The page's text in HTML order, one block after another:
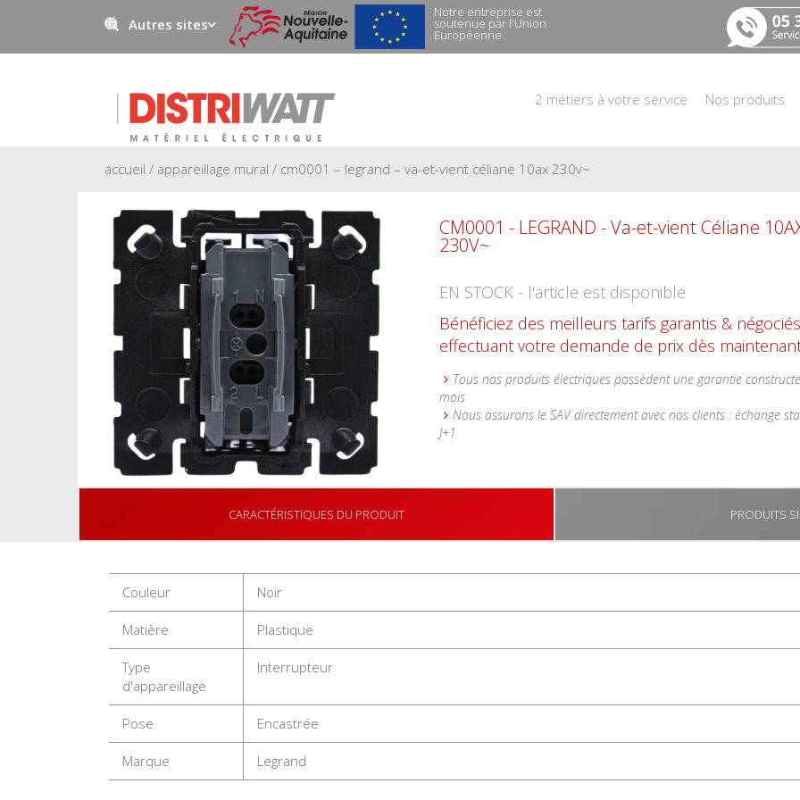
2 métiers à votre service Nos produits
Autres sites
Negowatt
Prestawatt
Notre entreprise est
soutenue par l'Union
Européenne
accueil / appareillage mural / cm0001 – legrand – va-et-vient céliane 10ax 230v~
CM0001 - LEGRAND - Va-et-vient Céliane
230V~
EN STOCK - l'article est disponible
Bénéficiez des meilleurs tarifs garantis &
effectuant votre demande de prix dès
Tous nos produits électriques possèdent une garantie
mois
Nous assurons le SAV directement avec nos clients : échange
J+1
CARACTÉRISTIQUES DU PRODUIT PRODUITS
Couleur Noir
Matière Plastique
Type
d'appareillage
Interrupteur
Pose Encastrée
Marque Legrand